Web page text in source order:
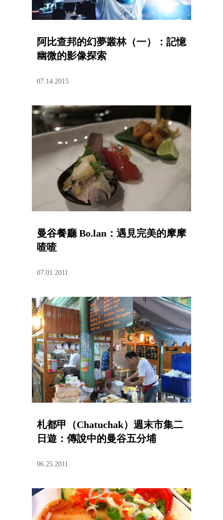
阿比查邦的幻夢叢林（一）：記憶
幽微的影像探索
07.14.2015
曼谷餐廳 Bo.lan：遇見完美的摩摩
喳喳
07.01.2011
札都甲（Chatuchak）週末市集二
日遊：傳說中的曼谷五分埔
06.25.2011